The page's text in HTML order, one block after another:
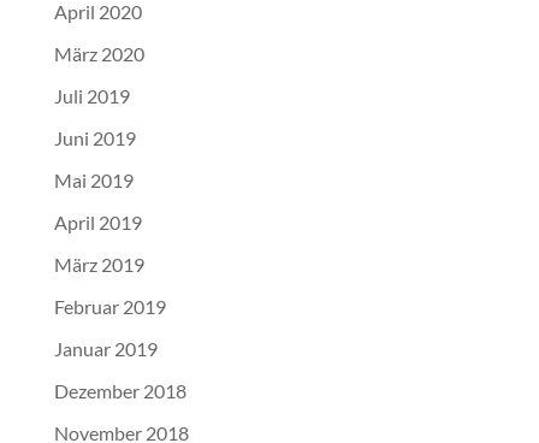
April 2020
März 2020
Juli 2019
Juni 2019
Mai 2019
April 2019
März 2019
Februar 2019
Januar 2019
Dezember 2018
November 2018